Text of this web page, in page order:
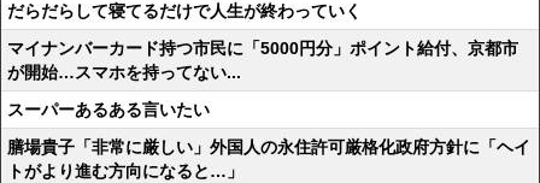
だらだらして寝てるだけで人生が終わっていく
マイナンバーカード持つ市民に「5000円分」ポイント給付、京都市
が開始…スマホを持ってない...
スーパーあるある言いたい
膳場貴子「非常に厳しい」外国人の永住許可厳格化政府方針に「ヘイ
トがより進む方向になると…」